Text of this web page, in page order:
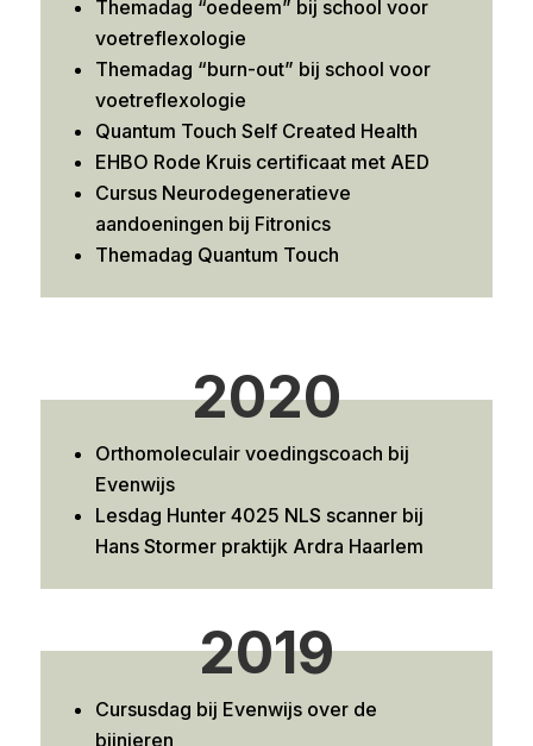
Themadag “oedeem” bij school voor
voetreflexologie
Themadag “burn-out” bij school voor
voetreflexologie
Quantum Touch Self Created Health
EHBO Rode Kruis certificaat met AED
Cursus Neurodegeneratieve
aandoeningen bij Fitronics
Themadag Quantum Touch
2020
Orthomoleculair voedingscoach bij
Evenwijs
Lesdag Hunter 4025 NLS scanner bij
Hans Stormer praktijk Ardra Haarlem
2019
Cursusdag bij Evenwijs over de
bijnieren